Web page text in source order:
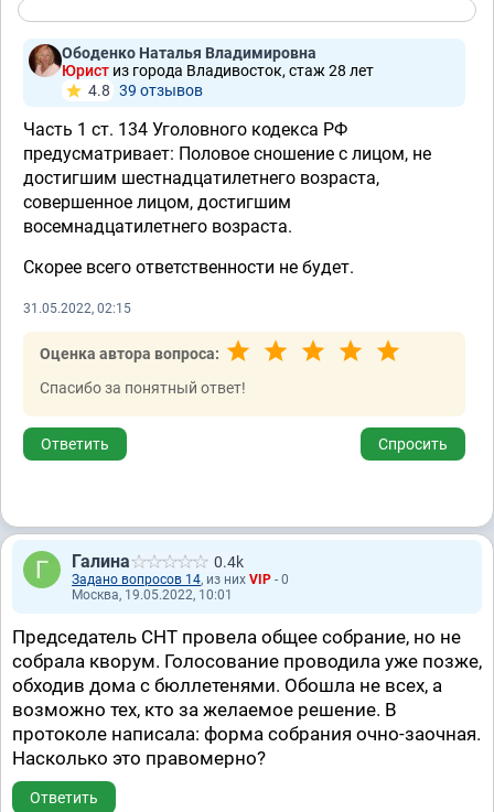
Ободенко Наталья Владимировна
Юрист из города Владивосток, стаж 28 лет
4.8 39 отзывов
Часть 1 ст. 134 Уголовного кодекса РФ
предусматривает: Половое сношение с лицом, не
достигшим шестнадцатилетнего возраста,
совершенное лицом, достигшим
восемнадцатилетнего возраста.
Скорее всего ответственности не будет.
31.05.2022, 02:15
Оценка автора вопроса:
Спасибо за понятный ответ!
Ответить Спросить
Галина 0.4k
Задано вопросов 14, из них VIP - 0
Москва, 19.05.2022, 10:01
Председатель СНТ провела общее собрание, но не
собрала кворум. Голосование проводила уже позже,
обходив дома с бюллетенями. Обошла не всех, а
возможно тех, кто за желаемое решение. В
протоколе написала: форма собрания очно-заочная.
Насколько это правомерно?
Ответить